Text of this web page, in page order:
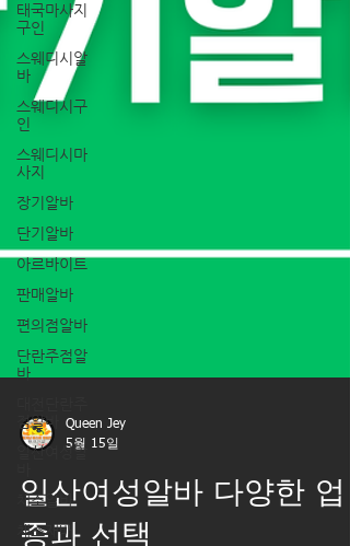
태국마사지
구인
스웨디시알
바
스웨디시구
인
스웨디시마
사지
장기알바
단기알바
아르바이트
판매알바
편의점알바
단란주점알
바
점알바
일산여성알
채소알바
채소재배
5월 15일
일산여성알바 다양한 업